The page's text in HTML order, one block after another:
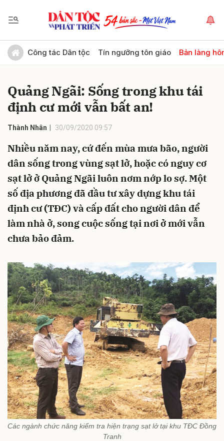
Công tác Dân tộc Tín ngưỡng tôn giáo Bản làng
Quảng Ngãi: Sống trong khu tái
định cư mới vẫn bất an!
Thành Nhân 30/09/2020 09:57
Nhiều năm nay, cứ đến mùa mưa bão, người
dân sống trong vùng sạt lở, hoặc có nguy cơ
sạt lở ở Quảng Ngãi luôn nơm nớp lo sợ. Một
số địa phương đã đầu tư xây dựng khu tái
định cư (TĐC) và cấp đất cho người dân để
làm nhà ở, song cuộc sống tại nơi ở mới vẫn
chưa bảo đảm.
Các ngành chức năng kiểm tra hiện trạng sạt lở tại khu TĐC Đồng
Tranh
Gửi bình luận
Hủy Gửi